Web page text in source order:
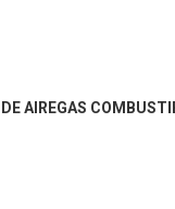
AIREGAS